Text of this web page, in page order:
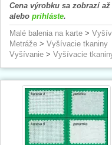
Cena výrobku sa zobrazí
alebo prihláste.
Malé balenia na karte >
Metráže > Vyšívacie tkaniny
Vyšívanie > Vyšívacie